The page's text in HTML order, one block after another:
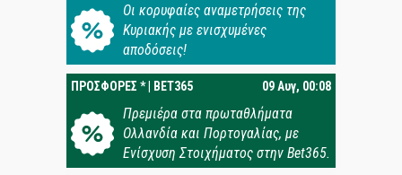
Oι κορυφαίες αναμετρήσεις της
Κυριακής με ενισχυμένες
αποδόσεις!
ΠΡΟΣΦΟΡΕΣ * | BET365 09 Αυγ, 00:08
Πρεμιέρα στα πρωταθλήματα
Ολλανδία και Πορτογαλίας, με
Ενίσχυση Στοιχήματος στην Bet365.